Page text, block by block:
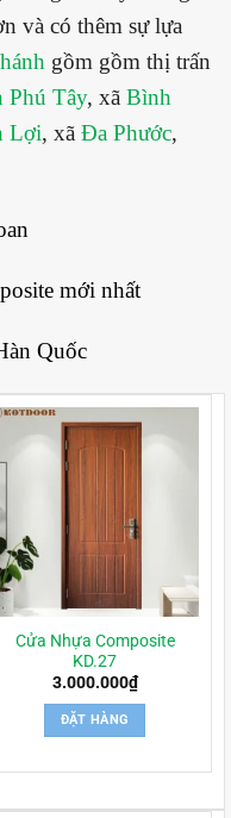
và có thêm sự lựa
gồm gồm thị trấn
Phú Tây, xã Bình
Lợi, xã Đa Phước,
mới nhất
Quốc
Cửa Nhựa Composite
KD.27
3.000.000₫
ĐẶT HÀNG